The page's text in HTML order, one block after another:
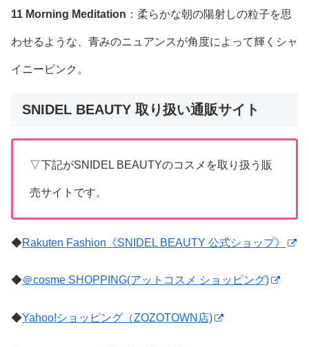
11 Morning Meditation ：柔らかな朝の陽射しの粒子を思
わせるような、青みのニュアンスが角度によって輝くシャ
イニーピンク。
SNIDEL BEAUTY 取り扱い通販サイト
▽下記がSNIDEL BEAUTYのコスメを取り扱う販
売サイトです。
◆Rakuten Fashion《SNIDEL BEAUTY 公式ショップ》
◆＠cosme SHOPPING(アットコスメ ショッピング)
◆Yahoo!ショッピング（ZOZOTOWN店)